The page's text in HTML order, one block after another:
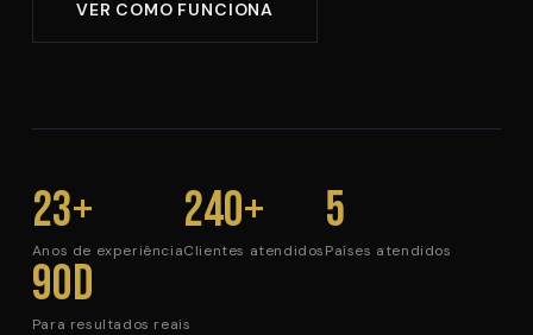
VER COMO FUNCIONA
23+
Anos de experiência
240+
Clientes atendidos
5
Países atendidos
90d
Para resultados reais